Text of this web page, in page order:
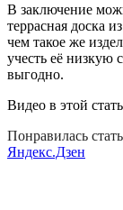
В заключение
террасная доска
чем такое же
учесть её низкую
выгодно.
Видео в этой
Понравилась
Яндекс.Дзен